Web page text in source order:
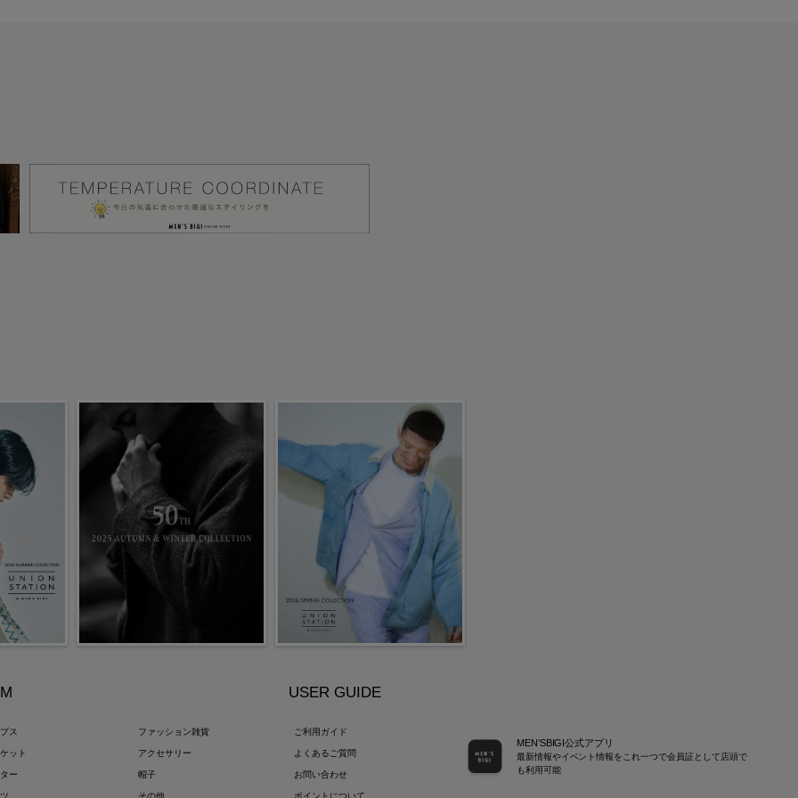
ス
ット
ー
ファッション雑貨
アクセサリー
帽子
その他
USER GUIDE
ご利用ガイド
よくあるご質問
お問い合わせ
ポイントについて
MEN’SBIGI公式アプリ
最新情報やイベント情報をこれ一つで会員証として店頭で
も利用可能